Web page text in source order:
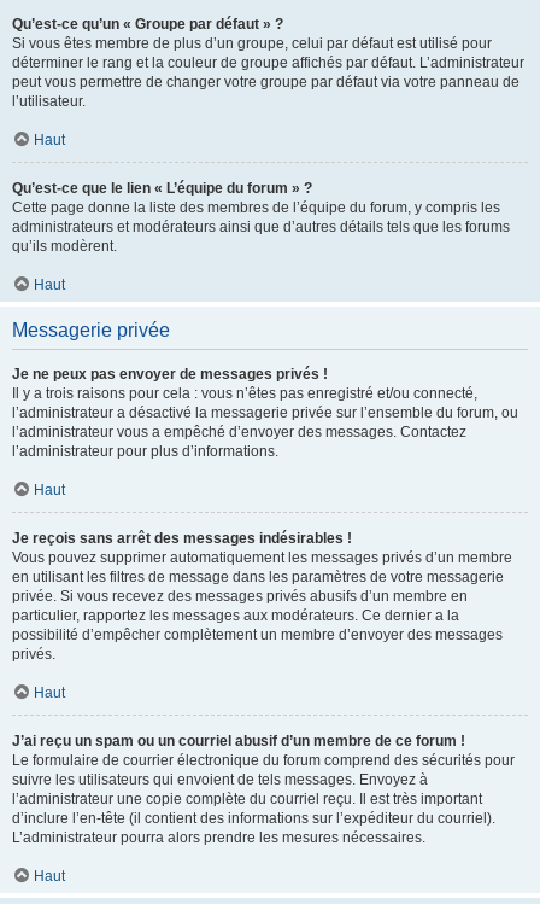
Qu’est-ce qu’un « Groupe par défaut » ?
Si vous êtes membre de plus d’un groupe, celui par défaut est utilisé pour
déterminer le rang et la couleur de groupe affichés par défaut. L’administrateur
peut vous permettre de changer votre groupe par défaut via votre panneau de
l’utilisateur.
Haut
Qu’est-ce que le lien « L’équipe du forum » ?
Cette page donne la liste des membres de l’équipe du forum, y compris les
administrateurs et modérateurs ainsi que d’autres détails tels que les forums
qu’ils modèrent.
Haut
Messagerie privée
Je ne peux pas envoyer de messages privés !
Il y a trois raisons pour cela : vous n’êtes pas enregistré et/ou connecté,
l’administrateur a désactivé la messagerie privée sur l’ensemble du forum, ou
l’administrateur vous a empêché d’envoyer des messages. Contactez
l’administrateur pour plus d’informations.
Haut
Je reçois sans arrêt des messages indésirables !
Vous pouvez supprimer automatiquement les messages privés d’un membre
en utilisant les filtres de message dans les paramètres de votre messagerie
privée. Si vous recevez des messages privés abusifs d’un membre en
particulier, rapportez les messages aux modérateurs. Ce dernier a la
possibilité d’empêcher complètement un membre d’envoyer des messages
privés.
Haut
J’ai reçu un spam ou un courriel abusif d’un membre de ce forum !
Le formulaire de courrier électronique du forum comprend des sécurités pour
suivre les utilisateurs qui envoient de tels messages. Envoyez à
l’administrateur une copie complète du courriel reçu. Il est très important
d’inclure l’en-tête (il contient des informations sur l’expéditeur du courriel).
L’administrateur pourra alors prendre les mesures nécessaires.
Haut